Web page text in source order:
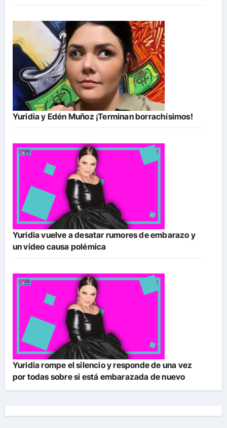
Yuridia y Edén Muñoz ¡Terminan borrachísimos!
Yuridia vuelve a desatar rumores de embarazo y
un video causa polémica
Yuridia rompe el silencio y responde de una vez
por todas sobre si está embarazada de nuevo